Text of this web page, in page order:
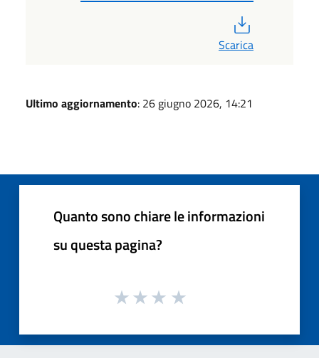
Scarica
Ultimo aggiornamento: 26 giugno 2026, 14:21
Quanto sono chiare le informazioni
su questa pagina?